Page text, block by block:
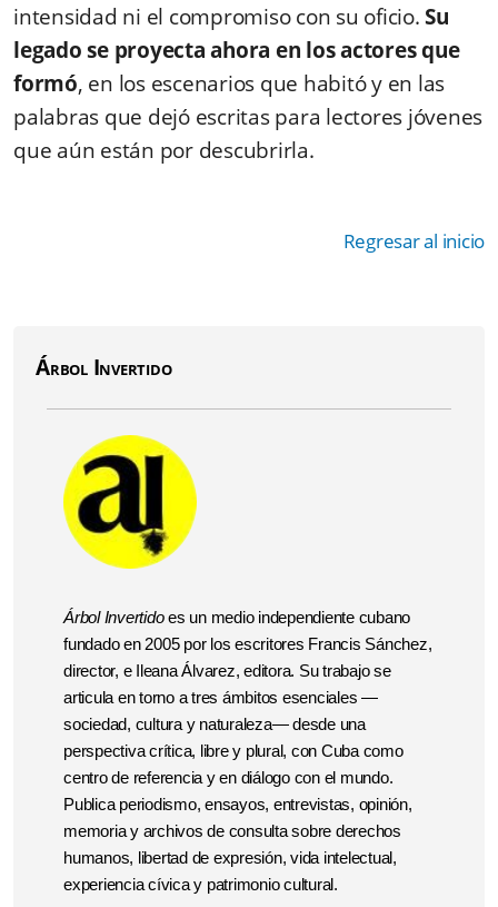
intensidad ni el compromiso con su oficio.Su
legado se proyecta ahora en los actores que
formó, en los escenarios que habitó y en las
palabras que dejó escritas para lectores jóvenes
que aún están por descubrirla.
Regresar al inicio
Árbol Invertido
Árbol Invertidoes un medio independiente cubano
fundado en 2005 por los escritores Francis Sánchez,
director, e Ileana Álvarez, editora. Su trabajo se
articula en torno a tres ámbitos esenciales —
sociedad, cultura y naturaleza— desde una
perspectiva crítica, libre y plural, con Cuba como
centro de referencia y en diálogo con el mundo.
Publica periodismo, ensayos, entrevistas, opinión,
memoria y archivos de consulta sobre derechos
humanos, libertad de expresión, vida intelectual,
experiencia cívica y patrimonio cultural.